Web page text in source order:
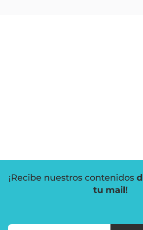
¡Recibe nuestros contenidos
tu mail!